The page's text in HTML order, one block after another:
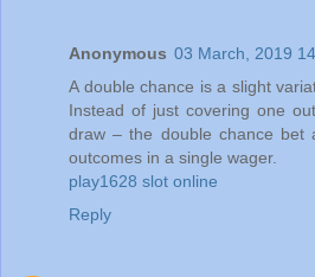
Anonymous 03 March, 2019
A double chance is a slight
Instead of just covering one
draw – the double chance bet
outcomes in a single wager.
play1628 slot online
Reply